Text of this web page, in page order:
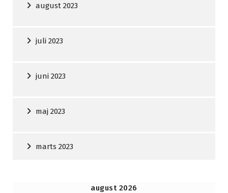
august 2023
juli 2023
juni 2023
maj 2023
marts 2023
august 2026